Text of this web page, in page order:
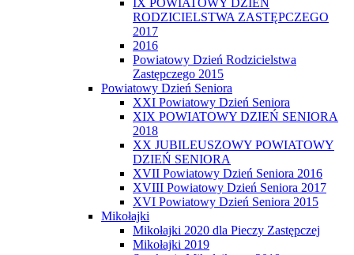
RODZICIELSTWA ZASTĘPCZEGO
2017
2016
Powiatowy Dzień Rodzicielstwa
Zastępczego 2015
Powiatowy Dzień Seniora
XXI Powiatowy Dzień Seniora
XIX POWIATOWY DZIEŃ SENIORA
2018
XX JUBILEUSZOWY POWIATOWY
DZIEŃ SENIORA
XVII Powiatowy Dzień Seniora 2016
XVIII Powiatowy Dzień Seniora 2017
XVI Powiatowy Dzień Seniora 2015
Mikołajki
Mikołajki 2020 dla Pieczy Zastępczej
Mikołajki 2019